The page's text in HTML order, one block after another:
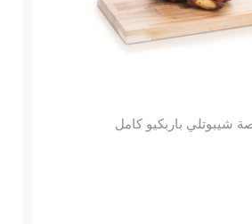
شيبوتلي باربكيو كامل